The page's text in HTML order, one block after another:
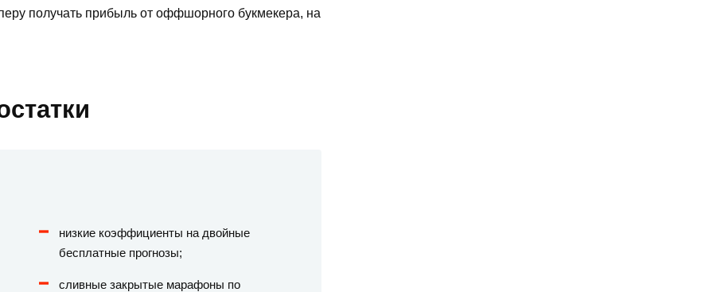
получать прибыль от оффшорного букмекера, на
низкие коэффициенты на двойные
бесплатные прогнозы;
сливные закрытые марафоны по